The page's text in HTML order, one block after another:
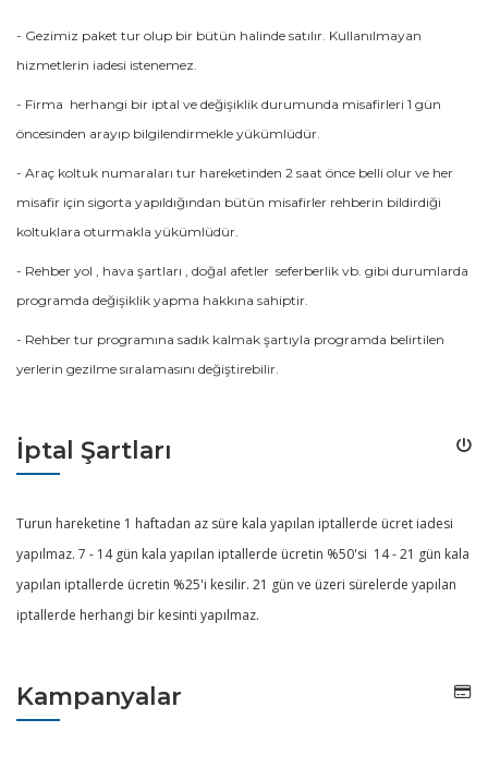
- Gezimiz paket tur olup bir bütün halinde satılır. Kullanılmayan
hizmetlerin iadesi istenemez.
- Firma herhangi bir iptal ve değişiklik durumunda misafirleri 1 gün
öncesinden arayıp bilgilendirmekle yükümlüdür.
- Araç koltuk numaraları tur hareketinden 2 saat önce belli olur ve her
misafir için sigorta yapıldığından bütün misafirler rehberin bildirdiği
koltuklara oturmakla yükümlüdür.
- Rehber yol , hava şartları , doğal afetler seferberlik vb. gibi durumlarda
programda değişiklik yapma hakkına sahiptir.
- Rehber tur programına sadık kalmak şartıyla programda belirtilen
yerlerin gezilme sıralamasını değiştirebilir.
İptal Şartları
Turun hareketine 1 haftadan az süre kala yapılan iptallerde ücret iadesi
yapılmaz. 7 - 14 gün kala yapılan iptallerde ücretin %50'si 14 - 21 gün kala
yapılan iptallerde ücretin %25'i kesilir. 21 gün ve üzeri sürelerde yapılan
iptallerde herhangi bir kesinti yapılmaz.
Kampanyalar